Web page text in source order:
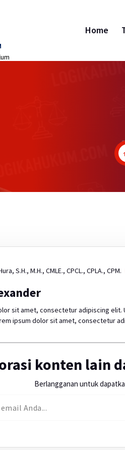
Home
S.H., M.H., CMLE., CPCL., CPLA., CPM.
sit amet, consectetur adipiscing
ipsum dolor sit amet, consectetur
konten lain
Berlangganan untuk